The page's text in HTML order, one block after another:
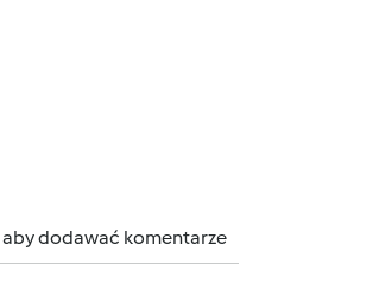
aby dodawać komentarze